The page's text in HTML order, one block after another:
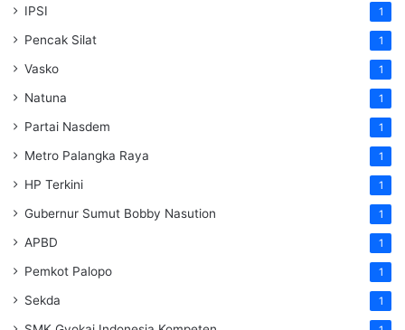
IPSI 1
Pencak Silat 1
Vasko 1
Natuna 1
Partai Nasdem 1
Metro Palangka Raya 1
HP Terkini 1
Gubernur Sumut Bobby Nasution 1
APBD 1
Pemkot Palopo 1
Sekda 1